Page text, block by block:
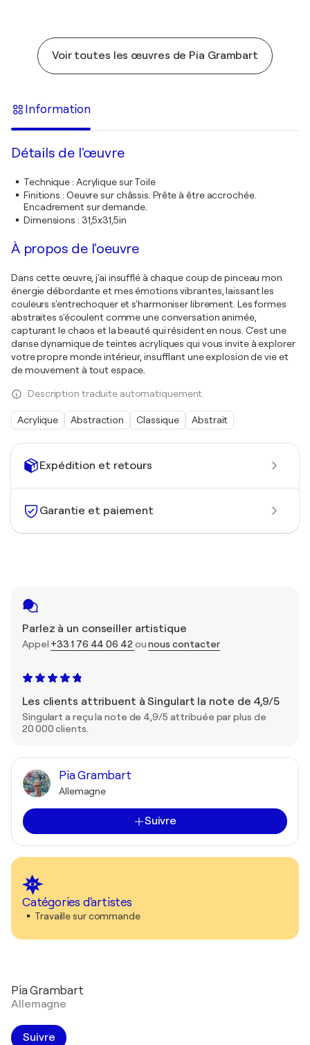
Expédition et retours
Garantie et paiement
Parlez à un conseiller artistique
Appel +33 1 76 44 06 42ounous contacter
Les clients attribuent à Singulart la note de 4,9/5
Singulart a reçu la note de 4,9/5 attribuée par plus de
20 000 clients.
Pia Grambart
Allemagne
Suivre
Catégories d'artistes
Travaille sur commande
Voir toutes les œuvres de Pia Grambart
Information
Détails de l'œuvre
Technique: Acrylique sur Toile
Finitions : Oeuvre sur châssis. Prête à être accrochée.
Encadrement sur demande.
Dimensions : 31,5x31,5in
À propos de l'oeuvre
Dans cette œuvre, j'ai insufflé à chaque coup de pinceau mon
énergie débordante et mes émotions vibrantes, laissant les
couleurs s'entrechoquer et s'harmoniser librement. Les formes
abstraites s'écoulent comme une conversation animée,
capturant le chaos et la beauté qui résident en nous. C'est une
danse dynamique de teintes acryliques qui vous invite à explorer
votre propre monde intérieur, insufflant une explosion de vie et
de mouvement à tout espace.
Description traduite automatiquement.
Acrylique Abstraction Classique Abstrait
Pia Grambart
Allemagne
Suivre